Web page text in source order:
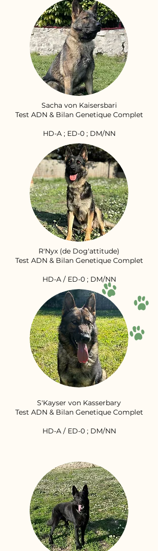
Sacha von Kaisersbari
Test ADN & Bilan Genetique Complet
HD-A ; ED-0 ; DM/NN
R'Nyx (de Dog'attitude)
Test ADN & Bilan Genetique Complet
HD-A / ED-0 ; DM/NN
S'Kayser von Kasserbary
Test ADN & Bilan Genetique Complet
HD-A / ED-0 ; DM/NN